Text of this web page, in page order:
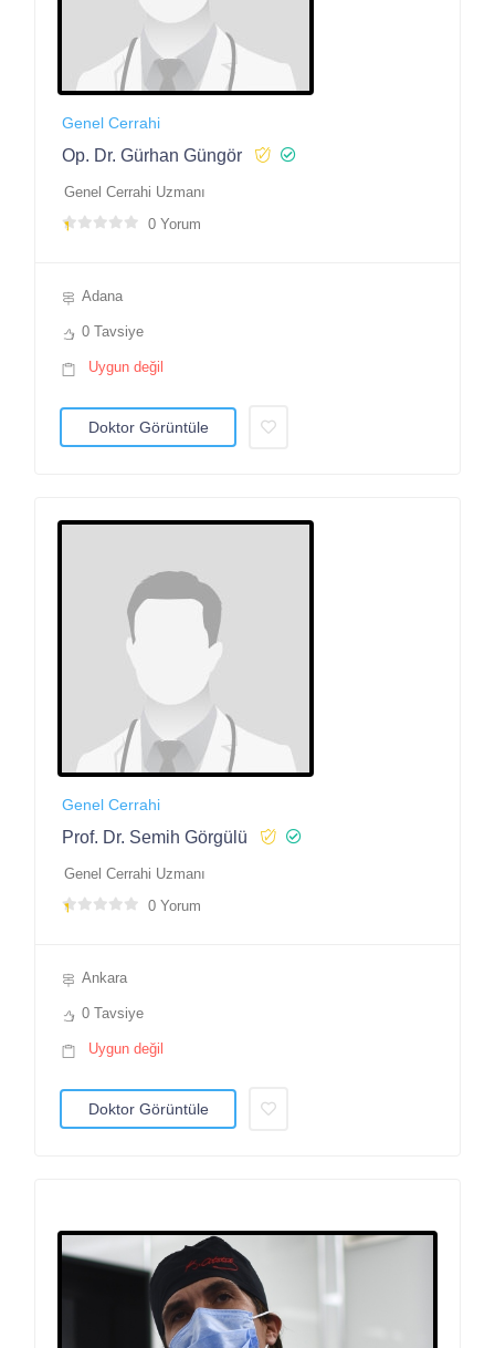
Genel Cerrahi
Op. Dr. Gürhan Güngör
Genel Cerrahi Uzmanı
0 Yorum
Adana
0 Tavsiye
Uygun değil
Doktor Görüntüle
Genel Cerrahi
Prof. Dr. Semih Görgülü
Genel Cerrahi Uzmanı
0 Yorum
Ankara
0 Tavsiye
Uygun değil
Doktor Görüntüle